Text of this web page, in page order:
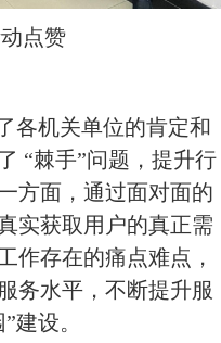
点赞
各机关单位的肯定和
“棘手”问题，提升行
方面，通过面对面的
实获取用户的真正需
作存在的痛点难点，
务水平，不断提升服
建设。